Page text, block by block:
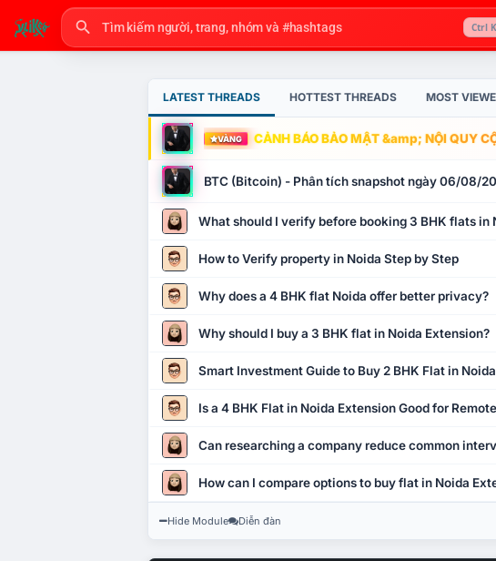
Ctrl K
LATEST THREADS HOTTEST THREADS MOST
VÀNG CẢNH BÁO BẢO MẬT &amp; NỘI QUY
BTC (Bitcoin) - Phân tích snapshot ngày 06/08/
What should I verify before booking 3 BHK flats in
How to Verify property in Noida Step by Step
Why does a 4 BHK flat Noida offer better privacy?
Why should I buy a 3 BHK flat in Noida Extension?
Smart Investment Guide to Buy 2 BHK Flat in Noida
Is a 4 BHK Flat in Noida Extension Good for
Can researching a company reduce common
How can I compare options to buy flat in Noida
Hide Module Diễn đàn